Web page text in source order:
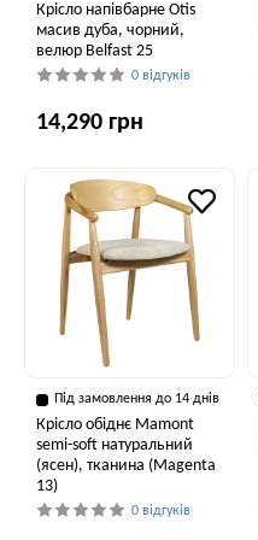
Крісло напівбарне Otis
масив дуба, чорний,
велюр Belfast 25
0 відгуків
14,290 грн
Під замовлення до 14 днів
Крісло обіднє Mamont
semi-soft натуральний
(ясен), тканина (Magenta
13)
0 відгуків